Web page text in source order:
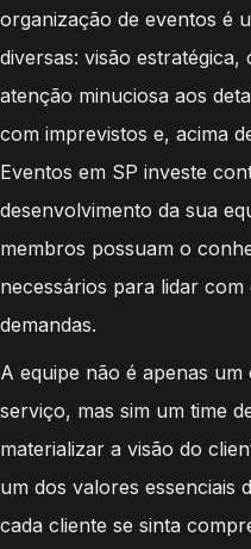
organização de eventos é
diversas: visão estratégica,
atenção minuciosa aos
com imprevistos e, acima
Eventos em SP investe
desenvolvimento da sua
membros possuam o
necessários para lidar
demandas.
A equipe não é apenas
serviço, mas sim um time
materializar a visão do
um dos valores essenciais
cada cliente se sinta